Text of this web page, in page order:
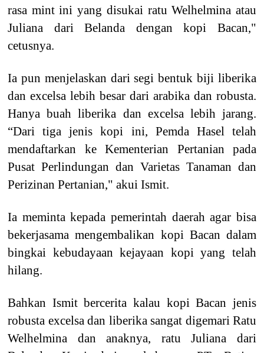
rasa mint ini yang disukai ratu Welhelmina atau
Juliana dari Belanda dengan kopi Bacan,"
cetusnya.
Ia pun menjelaskan dari segi bentuk biji liberika
dan excelsa lebih besar dari arabika dan robusta.
Hanya buah liberika dan excelsa lebih jarang.
“Dari tiga jenis kopi ini, Pemda Hasel telah
mendaftarkan ke Kementerian Pertanian pada
Pusat Perlindungan dan Varietas Tanaman dan
Perizinan Pertanian," akui Ismit.
Ia meminta kepada pemerintah daerah agar bisa
bekerjasama mengembalikan kopi Bacan dalam
bingkai kebudayaan kejayaan kopi yang telah
hilang.
Bahkan Ismit bercerita kalau kopi Bacan jenis
robusta excelsa dan liberika sangat digemari Ratu
Welhelmina dan anaknya, ratu Juliana dari